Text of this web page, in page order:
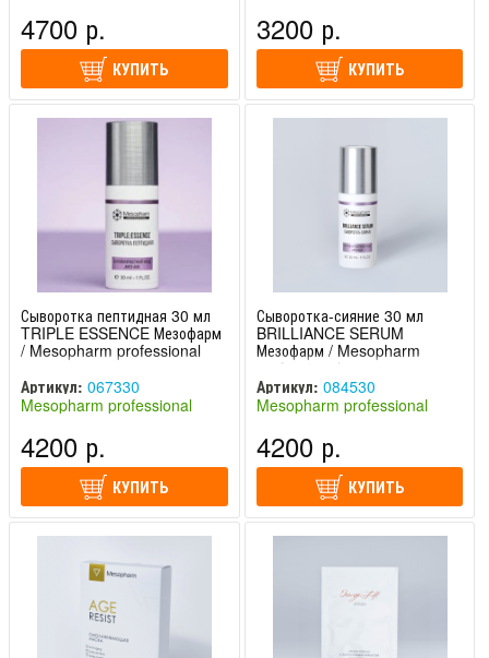
4700 р.
КУПИТЬ
3200 р.
КУПИТЬ
Сыворотка пептидная 30 мл
TRIPLE ESSENCE Мезофарм
/ Mesopharm professional
Артикул: 067330
Mesopharm professional
4200 р.
КУПИТЬ
Сыворотка-сияние 30 мл
BRILLIANCE SERUM
Мезофарм / Mesopharm
professional
Артикул: 084530
Mesopharm professional
4200 р.
КУПИТЬ